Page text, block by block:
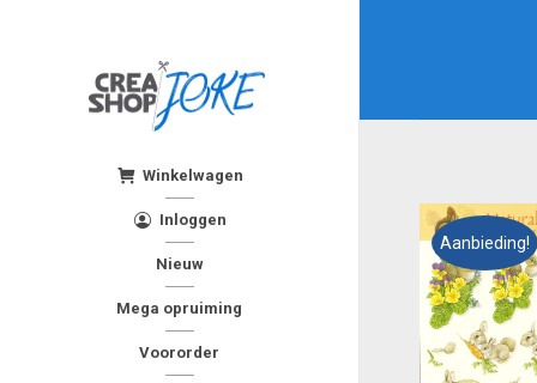
Winkelwagen
Inloggen
Nieuw
Mega opruiming
Voororder
Aanbieding!